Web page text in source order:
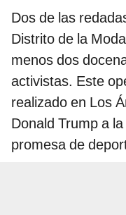
Dos de las
Distrito de la
menos dos
activistas. Este
realizado en Los
Donald Trump a
promesa de